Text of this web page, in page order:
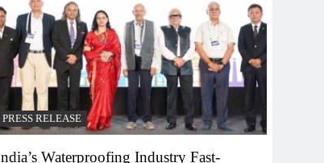
PRESS RELEASE
ndia’s Waterproofing Industry Fast-